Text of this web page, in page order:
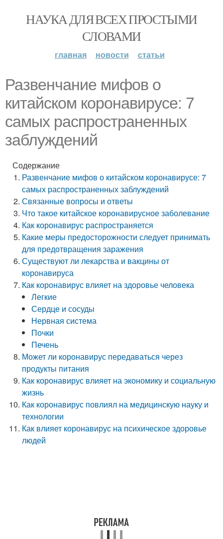
НАУКА ДЛЯ ВСЕХ ПРОСТЫМИ
СЛОВАМИ
главная новости статьи
Развенчание мифов о
китайском коронавирусе: 7
самых распространенных
заблуждений
Содержание
Развенчание мифов о китайском коронавирусе: 7
самых распространенных заблуждений
Связанные вопросы и ответы
Что такое китайское коронавирусное заболевание
Как коронавирус распространяется
Какие меры предосторожности следует принимать
для предотвращения заражения
Существуют ли лекарства и вакцины от
коронавируса
Как коронавирус влияет на здоровье человека
Легкие
Сердце и сосуды
Нервная система
Почки
Печень
Может ли коронавирус передаваться через
продукты питания
Как коронавирус влияет на экономику и социальную
жизнь
Как коронавирус повлиял на медицинскую науку и
технологии
Как влияет коронавирус на психическое здоровье
людей